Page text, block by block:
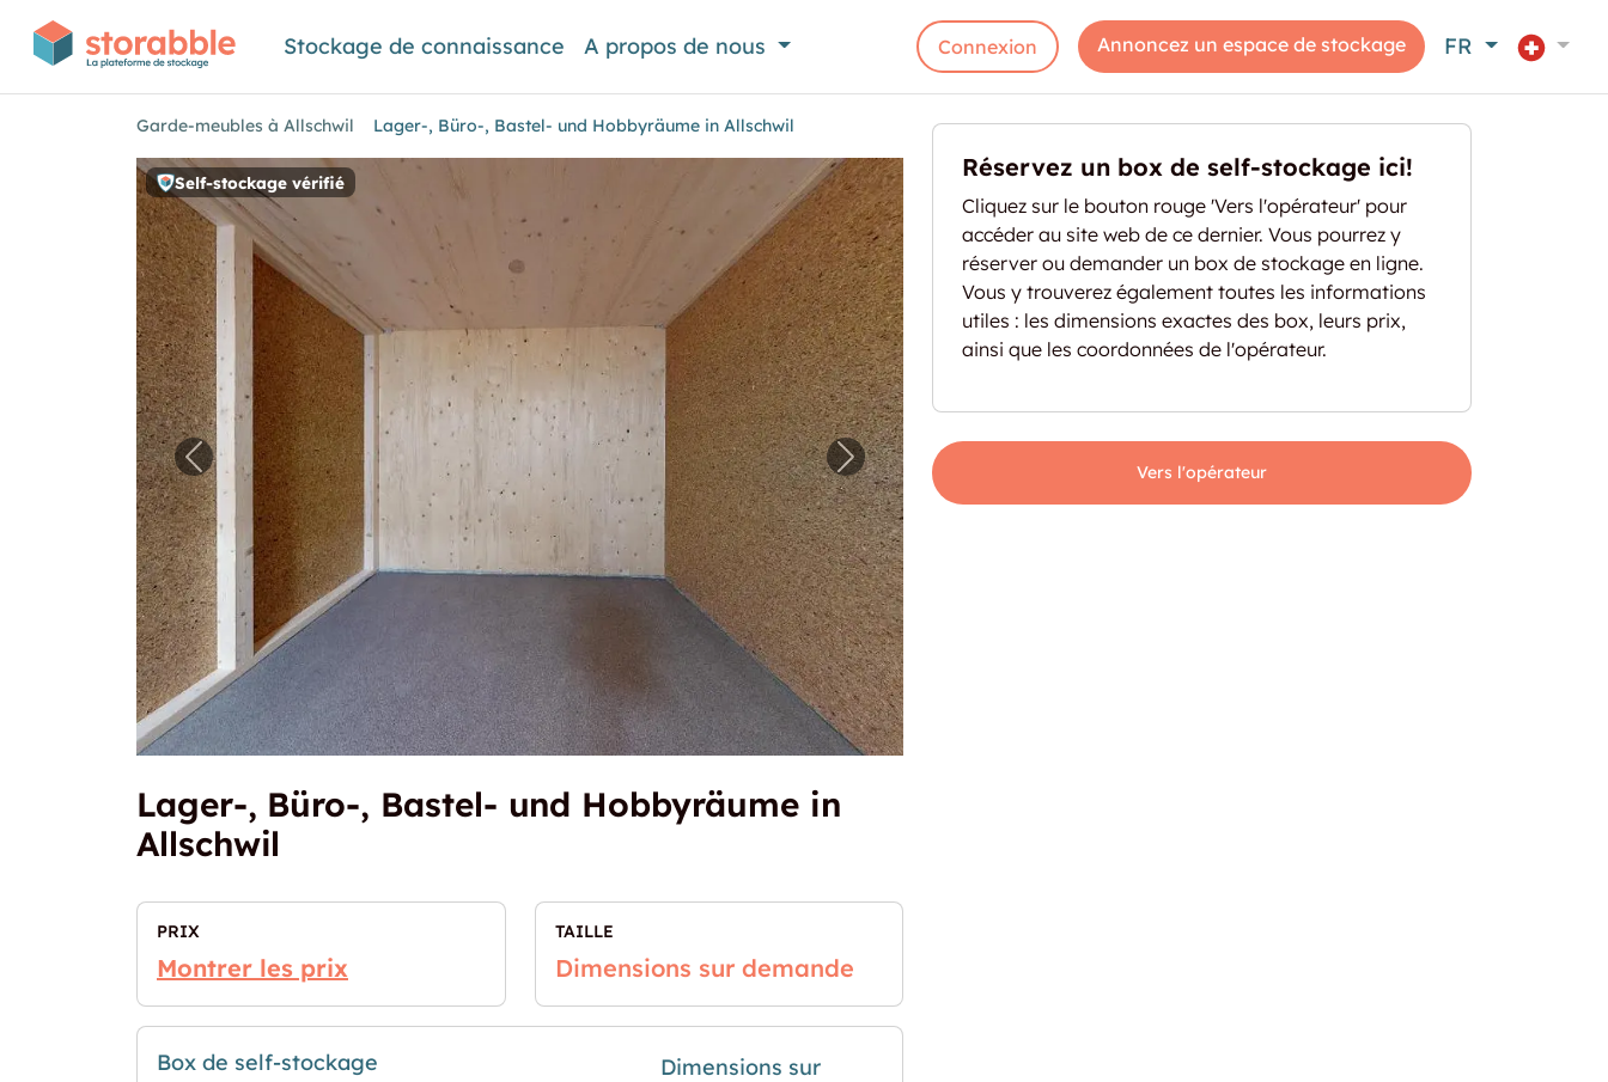
Stockage de connaissance A propos de nous Connexion Annoncez un espace de stockage FR
Garde-meubles à Allschwil Lager-, Büro-, Bastel- und Hobbyräume in Allschwil
Self-stockage vérifié
Image précédente pour "Lager-, Büro-, Bastel- und Hobbyräume in Allschwil"Image prochaine pour "Lager-, Büro-, Bastel- und Hobbyräume in
Lager-, Büro-, Bastel- und Hobbyräume in
Allschwil
PRIX
Montrer les prix
TAILLE
Dimensions sur demande
Box de self-stockage
Dimensions sur
Réservez un box de self-stockage ici!
Cliquez sur le bouton rouge 'Vers l'opérateur' pour
accéder au site web de ce dernier. Vous pourrez y
réserver ou demander un box de stockage en ligne.
Vous y trouverez également toutes les informations
utiles : les dimensions exactes des box, leurs prix,
ainsi que les coordonnées de l'opérateur.
Vers l'opérateur